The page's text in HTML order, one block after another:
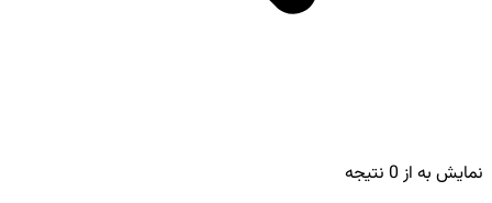
نمایش به از0 نتیجه